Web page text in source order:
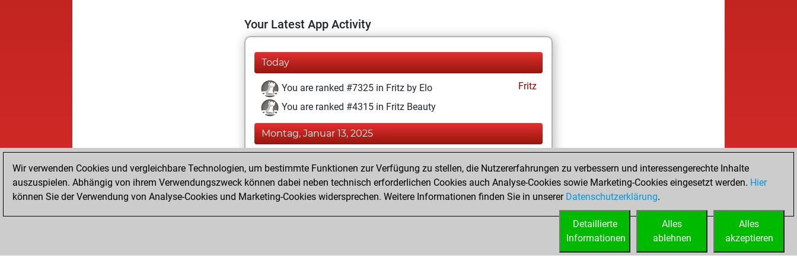
Your Latest App Activity
Today
You are ranked #7325 in Fritz by Elo
Fritz
You are ranked #4315 in Fritz Beauty
Montag, Januar 13, 2025
You achieved a new Elo of 1609
You created your Fritz account
Wir verwenden Cookies und vergleichbare Technologien, um bestimmte Funktionen zur Verfügung zu stellen, die Nutzererfahrungen zu verbessern und interessengerechte Inhalte
auszuspielen. Abhängig von ihrem Verwendungszweck können dabei neben technisch erforderlichen Cookies auch Analyse-Cookies sowie Marketing-Cookies eingesetzt werden. Hier
können Sie der Verwendung von Analyse-Cookies und Marketing-Cookies widersprechen. Weitere Informationen finden Sie in unserer Datenschutzerklärung.
Alles
akzeptieren
Alles
ablehnen
Detaillierte
Informationen